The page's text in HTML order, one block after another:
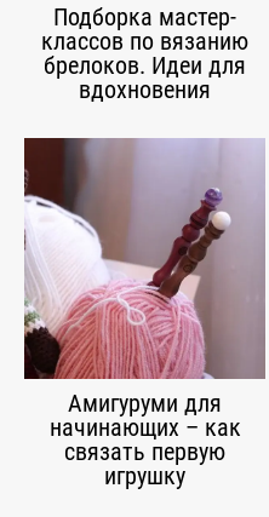
Подборка мастер-
классов по вязанию
брелоков. Идеи для
вдохновения
Амигуруми для
начинающих – как
связать первую
игрушку